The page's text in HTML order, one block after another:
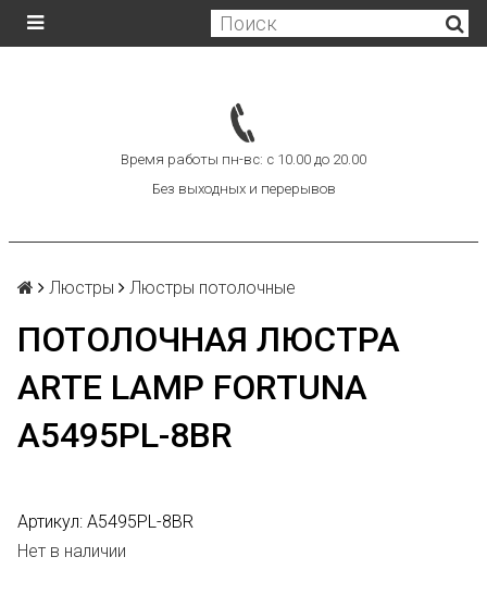
Время работы пн-вс: с 10.00 до 20.00
Без выходных и перерывов
Люстры Люстры потолочные
ПОТОЛОЧНАЯ ЛЮСТРА
ARTE LAMP FORTUNA
A5495PL-8BR
Артикул: A5495PL-8BR
Нет в наличии